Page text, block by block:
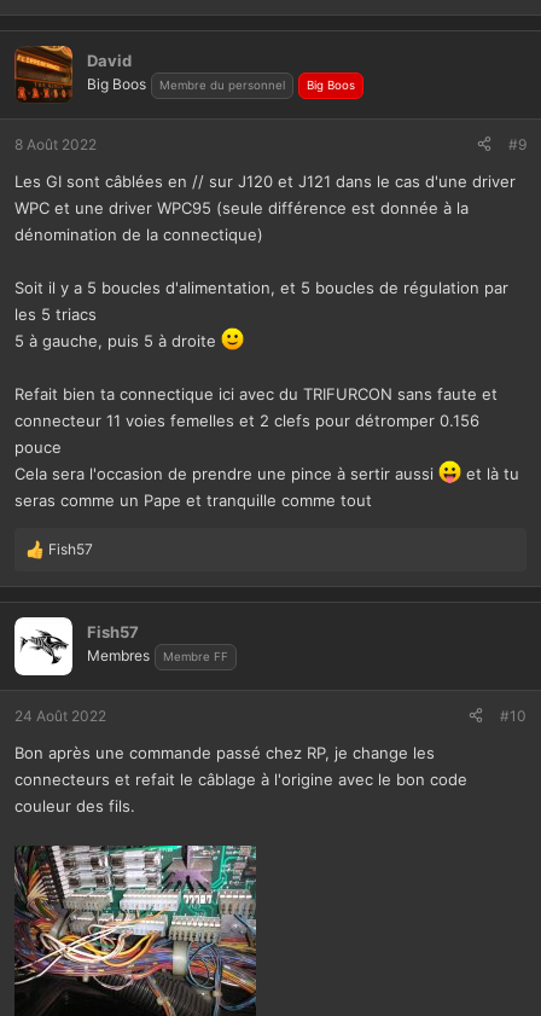
s
r
é
a
c
o
n
s
David
Big Boos Membre du personnel Big Boos
8 Août 2022 #9
Les GI sont câblées en // sur J120 et J121 dans le cas d'une driver
WPC et une driver WPC95 (seule différence est donnée à la
dénomination de la connectique)
Soit il y a 5 boucles d'alimentation, et 5 boucles de régulation par
les 5 triacs
5 à gauche, puis 5 à droite
Refait bien ta connectique ici avec du TRIFURCON sans faute et
connecteur 11 voies femelles et 2 clefs pour détromper 0.156
pouce
Cela sera l'occasion de prendre une pince à sertir aussi
et là tu
seras comme un Pape et tranquille comme tout
L
s
r
é
c
t
o
n
Fish57
Fish57
Membres Membre FF
24 Août 2022 #10
Bon après une commande passé chez RP, je change les
connecteurs et refait le câblage à l'origine avec le bon code
couleur des fils.